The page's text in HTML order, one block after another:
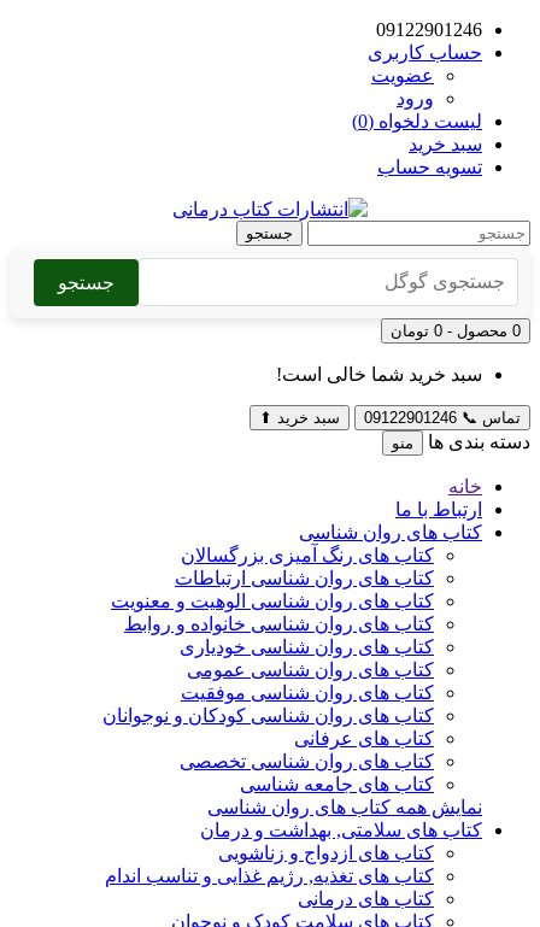
09122901246
حساب کاربری
عضویت
ورود
لیست دلخواه (0)
سبد خرید
تسویه حساب
جستجو
جستجو
0 محصول - 0 تومان
سبد خرید شما خالی است!
تماس 📞
09122901246 سبد خرید ⬆
دسته بندی ها منو
خانه
ارتباط با ما
کتاب های روان شناسی
کتاب های رنگ آمیزی بزرگسالان
کتاب های روان شناسی ارتباطات
کتاب های روان شناسی الوهیت و معنویت
کتاب های روان شناسی خانواده و روابط
کتاب های روان شناسی خودیاری
کتاب های روان شناسی عمومی
کتاب های روان شناسی موفقیت
کتاب های روان شناسی کودکان و نوجوانان
کتاب های عرفانی
کتاب های روان شناسی تخصصی
کتاب های جامعه شناسی
نمایش همه کتاب های روان شناسی
کتاب های سلامتی, بهداشت و درمان
کتاب های ازدواج و زناشویی
کتاب های تغذیه, رژیم غذایی و تناسب اندام
کتاب های درمانی
کتاب های سلامت کودک و نوجوان